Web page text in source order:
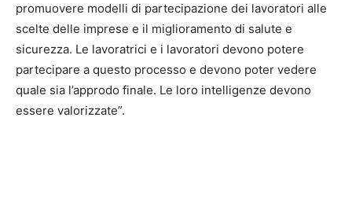
promuovere modelli di partecipazione dei lavoratori alle
scelte delle imprese e il miglioramento di salute e
sicurezza. Le lavoratrici e i lavoratori devono potere
partecipare a questo processo e devono poter vedere
quale sia l’approdo finale. Le loro intelligenze devono
essere valorizzate”.